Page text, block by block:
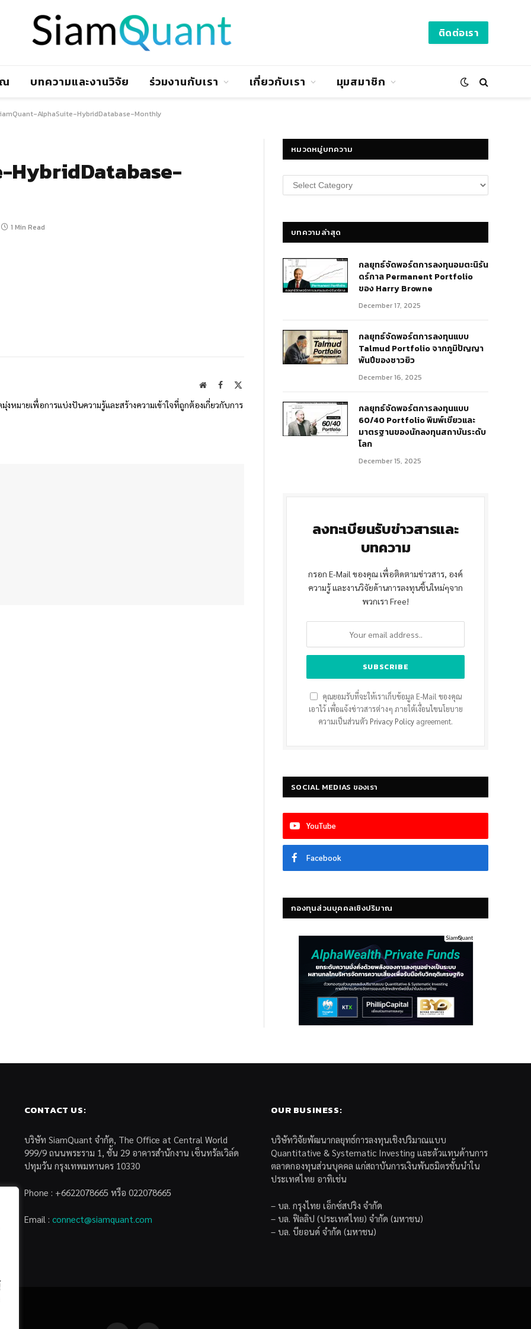
ติดต่อเรา
บทความและงานวิจัย ร่วมงานกับเรา เกี่ยวกับเรา มุมสมาชิก
AlphaSuite-HybridDatabase-Monthly
HybridDatabase-
1 Min Read
WebsiteFacebook
งหมายเพื่อการแบ่งปันความรู้และสร้างความเข้าใจที่ถูกต้องเกี่ยวกับการ
หมวดหมู่บทความ
หมวด
หมู่
บทความล่าสุด
กลยุทธ์​จัดพอร์ตการลงทุนอมตะนิรัน
ดร์กาล Permanent Portfolio
ของ Harry Browne
December 17, 2025
กลยุทธ์จัดพอร์ตการลงทุนแบบ
Talmud Portfolio จากภูมิปัญญา
พันปีของชาวยิว
December 16, 2025
กลยุทธ์จัดพอร์ตการลงทุนแบบ
60/40 Portfolio พิมพ์เขียวและ
มาตรฐานของนักลงทุนสถาบันระดับ
โลก
December 15, 2025
ลงทะเบียนรับข่าวสารและ
บทความ
กรอก E-Mail ของคุณ เพื่อติดตามข่าวสาร, องค์
ความรู้ และงานวิจัยด้านการลงทุนชิ้นใหม่ๆจาก
พวกเรา Free!
คุณยอมรับที่จะให้เราเก็บข้อมูล E-Mail ของคุณ
เอาไว้ เพื่อแจ้งข่าวสารต่างๆ ภายใต้เงื่อนไขนโยบาย
ความเป็นส่วนตัว Privacy Policy agreement.
SOCIAL MEDIAS ของเรา
YouTube
Facebook
กองทุนส่วนบุคคลเชิงปริมาณ
CONTACT US:
บริษัท SiamQuant จำกัด, The Office at Central World
999/9 ถนนพระราม 1, ชั้น 29 อาคารสำนักงาน เซ็นทรัลเวิล์ด
ปทุมวัน กรุงเทพมหานคร 10330
Phone : +6622078665 หรือ 022078665
Email : connect@siamquant.com
OUR BUSINESS:
บริษัทวิจัยพัฒนากลยุทธ์การลงทุนเชิงปริมาณแบบ
Quantitative & Systematic Investing และตัวแทนด้านการ
ตลาดกองทุนส่วนบุคคล แก่สถาบันการเงินพันธมิตรชั้นนำใน
ประเทศไทย อาทิเช่น
– บล. กรุงไทย เอ็กซ์สปริง จำกัด
– บล. ฟิลลิป (ประเทศไทย) จำกัด (มหาชน)
– บล. บียอนด์ จำกัด (มหาชน)